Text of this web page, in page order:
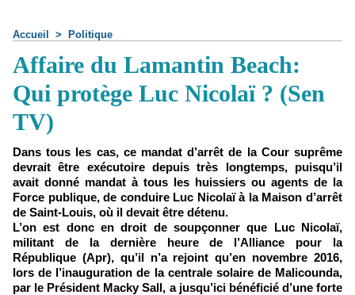
Accueil > Politique
Affaire du Lamantin Beach:
Qui protège Luc Nicolaï ? (Sen
TV)
Dans tous les cas, ce mandat d’arrêt de la Cour suprême
devrait être exécutoire depuis très longtemps, puisqu’il
avait donné mandat à tous les huissiers ou agents de la
Force publique, de conduire Luc Nico­laï à la Maison d’arrêt
de Saint-Louis, où il devait être détenu.
L’on est donc en droit de soupçonner que Luc Nicolaï,
militant de la dernière heure de l’Alliance pour la
République (Apr), qu’il n’a rejoint qu’en novembre 2016,
lors de l’inauguration de la centrale solaire de Mali­counda,
par le Président Ma­cky Sall, a jusqu’ici bénéficié d’une forte